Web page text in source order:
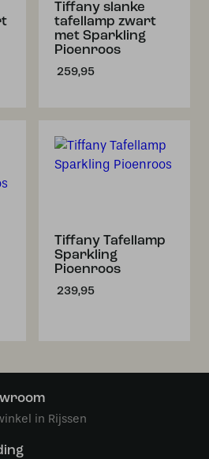
Tiffany slanke
tafellamp zwart
met Sparkling
Pioenroos
259,95
Tiffany Tafellamp
Sparkling
Pioenroos
239,95
in Rijssen